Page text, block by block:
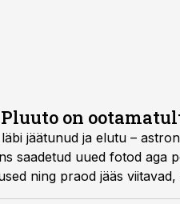
on
jäätunud ja elutu –
saadetud uued fotod aga
ning praod jääs
ääre­alal isegi elu.